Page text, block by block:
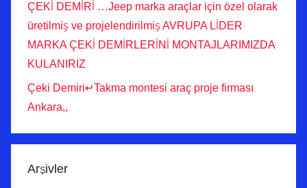
ÇEKİ DEMİRİ …Jeep marka araçlar için özel olarak
üretilmiş ve projelendirilmiş AVRUPA LİDER
MARKA ÇEKİ DEMİRLERİNİ MONTAJLARIMIZDA
KULANIRIZ
Çeki Demiri↵Takma montesi araç proje firması
Ankara,,
Arşivler